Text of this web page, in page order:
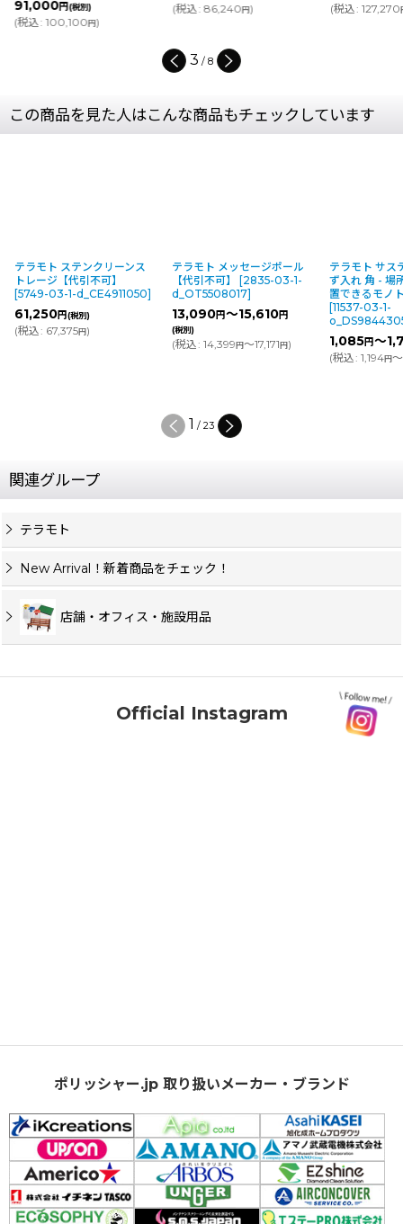
(税込 (税込
4 / 8
この商品を見た人はこんな商品もチェックしています
テラモト ステンクリーンス
トレージ【代引不可】
[5749-03-1-d_CE4911050]
61,250円(税別)
(税込: 67,375円)
テラモト メッセージポール
【代引不可】
[2835-03-1-
d_OT5508017]
13,090円～15,610円
(税別)
(税込: 14,399円～17,171円)
テラモト サス
ず入れ 角 - 場
置できるモノ
[11537-03-1-
1,085円～
(税込: 1,194円
1 / 23
関連グループ
テラモト
New Arrival！新着商品をチェック！
店舗・オフィス・施設用品
Official Instagram
ポリッシャー.jp 取り扱いメーカー・ブランド